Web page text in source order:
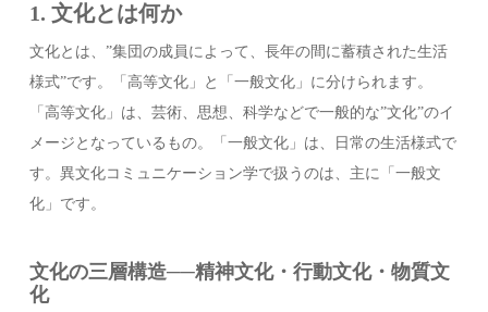
1. 文化とは何か
文化とは、”集団の成員によって、長年の間に蓄積された生活
様式”です。「高等文化」と「一般文化」に分けられます。
「高等文化」は、芸術、思想、科学などで一般的な”文化”のイ
メージとなっているもの。「一般文化」は、日常の生活様式で
す。異文化コミュニケーション学で扱うのは、主に「一般文
化」です。
文化の三層構造──精神文化・行動文化・物質文
化